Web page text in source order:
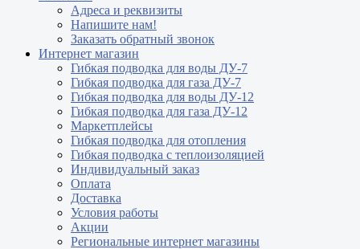
Адреса и реквизиты
Напишите нам!
Заказать обратный звонок
Интернет магазин
Гибкая подводка для воды ДУ-7
Гибкая подводка для газа ДУ-7
Гибкая подводка для воды ДУ-12
Гибкая подводка для газа ДУ-12
Маркетплейсы
Гибкая подводка для отопления
Гибкая подводка с теплоизоляцией
Индивидуальный заказ
Оплата
Доставка
Условия работы
Акции
Региональные интернет магазины